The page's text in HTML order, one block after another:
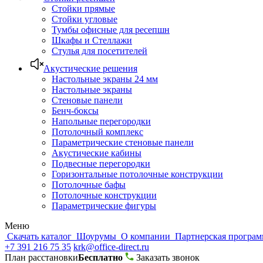
Стойки прямые
Стойки угловые
Тумбы офисные для ресепшн
Шкафы и Стеллажи
Стулья для посетителей
Акустические решения
Настольные экраны 24 мм
Настольные экраны
Стеновые панели
Бенч-боксы
Напольные перегородки
Потолочный комплекс
Параметрические стеновые панели
Акустические кабины
Подвесные перегородки
Горизонтальные потолочные конструкции
Потолочные бафы
Потолочные конструкции
Параметрические фигуры
Меню
Скачать каталог Шоурумы О компании Партнерская
+7 391 216 75 35 krk@office-direct.ru
План расстановкиБесплатно
Заказать звонок